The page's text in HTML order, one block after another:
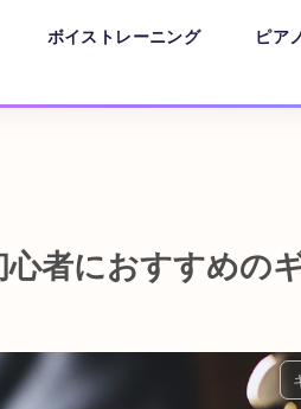
ボイストレーニング ピア
心者におすすめの